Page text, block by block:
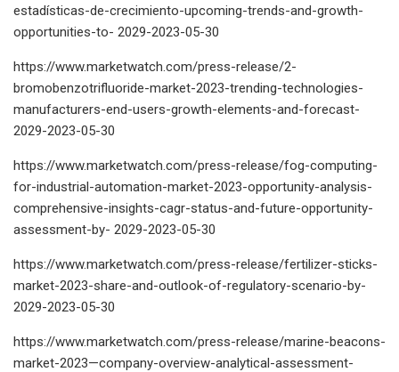
estadísticas-de-crecimiento-upcoming-trends-and-growth-
opportunities-to- 2029-2023-05-30
https://www.marketwatch.com/press-release/2-
bromobenzotrifluoride-market-2023-trending-technologies-
manufacturers-end-users-growth-elements-and-forecast-
2029-2023-05-30
https://www.marketwatch.com/press-release/fog-computing-
for-industrial-automation-market-2023-opportunity-analysis-
comprehensive-insights-cagr-status-and-future-opportunity-
assessment-by- 2029-2023-05-30
https://www.marketwatch.com/press-release/fertilizer-sticks-
market-2023-share-and-outlook-of-regulatory-scenario-by-
2029-2023-05-30
https://www.marketwatch.com/press-release/marine-beacons-
market-2023—company-overview-analytical-assessment-